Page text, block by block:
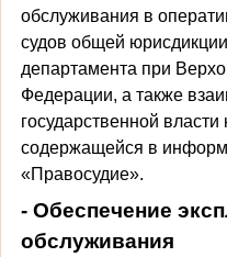
обслуживания в
судов общей
департамента при
Федерации, а также
государственной
содержащейся в
«Правосудие».
- Обеспечение
обслуживания